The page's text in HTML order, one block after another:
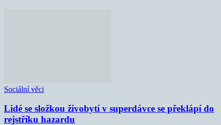
Sociální věci
Lidé se složkou živobytí v superdávce se překlápí do
rejstříku hazardu